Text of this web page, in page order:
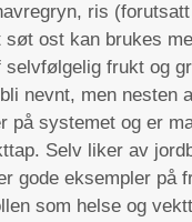
ris
ost kan brukes
selvfølgelig frukt og
nevnt, men nesten
på systemet og er
Selv liker av
gode eksempler på
som helse og